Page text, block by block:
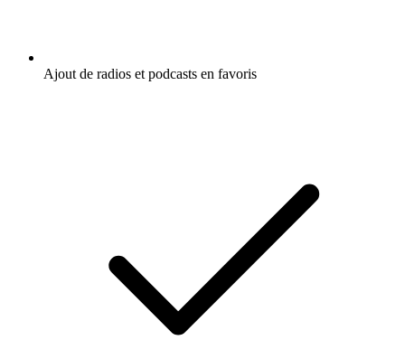
Ajout de radios et podcasts en favoris